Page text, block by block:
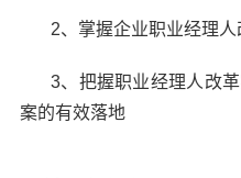
2、掌握企业职业经理
3、把握职业经理人改
案的有效落地